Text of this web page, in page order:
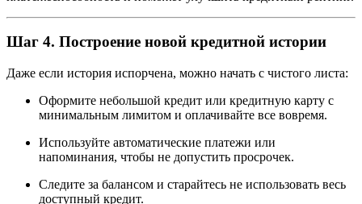
Шаг 4. Построение новой кредитной истории
Даже если история испорчена, можно начать с чистого листа:
Оформите небольшой кредит или кредитную карту с
минимальным лимитом и оплачивайте все вовремя.
Используйте автоматические платежи или
напоминания, чтобы не допустить просрочек.
Следите за балансом и старайтесь не использовать весь
доступный кредит.